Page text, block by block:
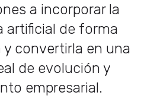
a incorporar la
artificial de forma
convertirla en una
de evolución y
empresarial.